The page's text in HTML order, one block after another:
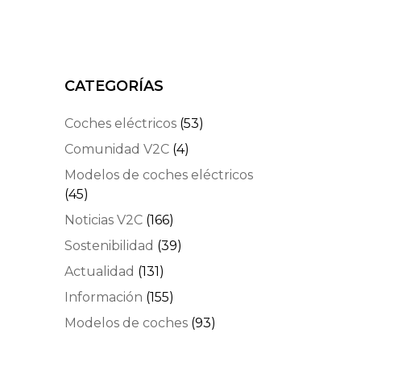
CATEGORÍAS
Coches eléctricos (53)
Comunidad V2C (4)
Modelos de coches eléctricos
(45)
Noticias V2C (166)
Sostenibilidad (39)
Actualidad (131)
Información (155)
Modelos de coches (93)